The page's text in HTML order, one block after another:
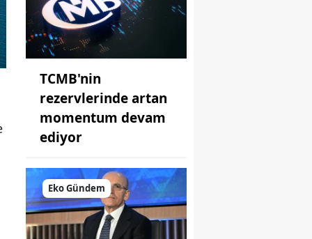
TCMB'nin
rezervlerinde artan
momentum devam
ediyor
Eko Gündem